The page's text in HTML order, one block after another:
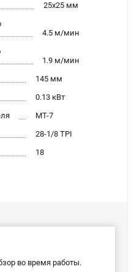
25х25 мм
4.5 м/мин
1.9 м/мин
145 мм
0.13 кВт
MТ-7
28-1/8 TPI
18
во время работы.